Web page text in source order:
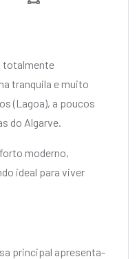
totalmente
tranquila e muito
(Lagoa), a poucos
do Algarve.
moderno,
ideal para viver
principal apresenta-